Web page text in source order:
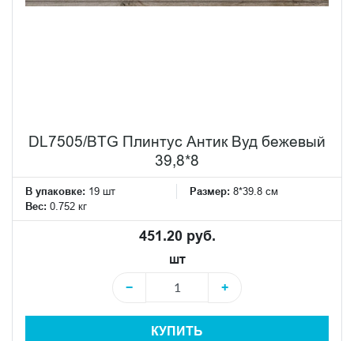
DL7505/BTG Плинтус Антик Вуд бежевый
39,8*8
В упаковке: 19 шт Размер: 8*39.8 см
Вес: 0.752 кг
451.20 руб.
шт
−
+
КУПИТЬ